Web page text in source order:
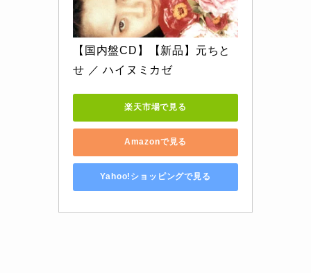
【国内盤CD】【新品】元ちと
せ ／ ハイヌミカゼ
楽天市場で見る
Amazonで見る
Yahoo!ショッピングで見る